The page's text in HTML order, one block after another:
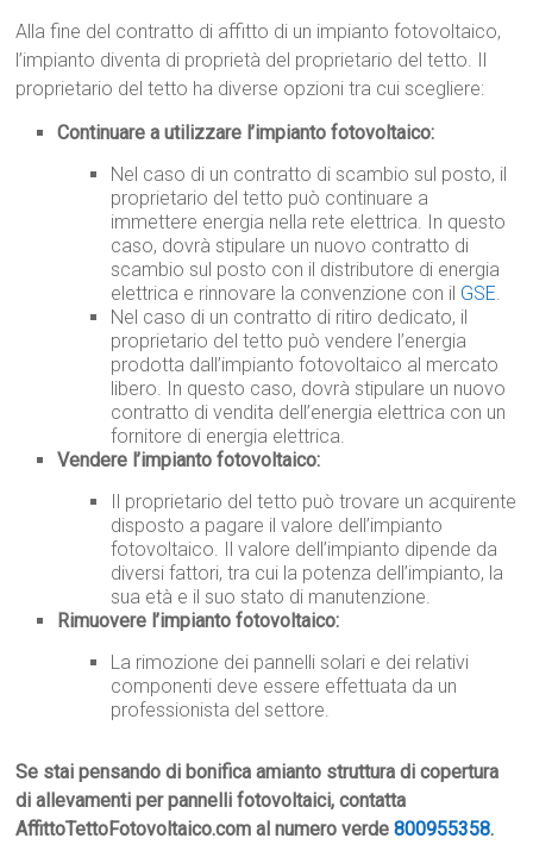
Alla fine del contratto di affitto di un impianto fotovoltaico,
l’impianto diventa di proprietà del proprietario del tetto. Il
proprietario del tetto ha diverse opzioni tra cui scegliere:
Continuare a utilizzare l’impianto fotovoltaico:
Nel caso di un contratto di scambio sul posto, il
proprietario del tetto può continuare a
immettere energia nella rete elettrica. In questo
caso, dovrà stipulare un nuovo contratto di
scambio sul posto con il distributore di energia
elettrica e rinnovare la convenzione con il GSE.
Nel caso di un contratto di ritiro dedicato, il
proprietario del tetto può vendere l’energia
prodotta dall’impianto fotovoltaico al mercato
libero. In questo caso, dovrà stipulare un nuovo
contratto di vendita dell’energia elettrica con un
fornitore di energia elettrica.
Vendere l’impianto fotovoltaico:
Il proprietario del tetto può trovare un acquirente
disposto a pagare il valore dell’impianto
fotovoltaico. Il valore dell’impianto dipende da
diversi fattori, tra cui la potenza dell’impianto, la
sua età e il suo stato di manutenzione.
Rimuovere l’impianto fotovoltaico:
La rimozione dei pannelli solari e dei relativi
componenti deve essere effettuata da un
professionista del settore.
Se stai pensando di bonifica amianto struttura di copertura
di allevamenti per pannelli fotovoltaici, contatta
AffittoTettoFotovoltaico.com al numero verde800955358.